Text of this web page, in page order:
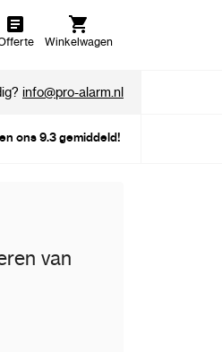
Winkelwagen
info@pro-alarm.nl
ons 9.3 gemiddeld!
van